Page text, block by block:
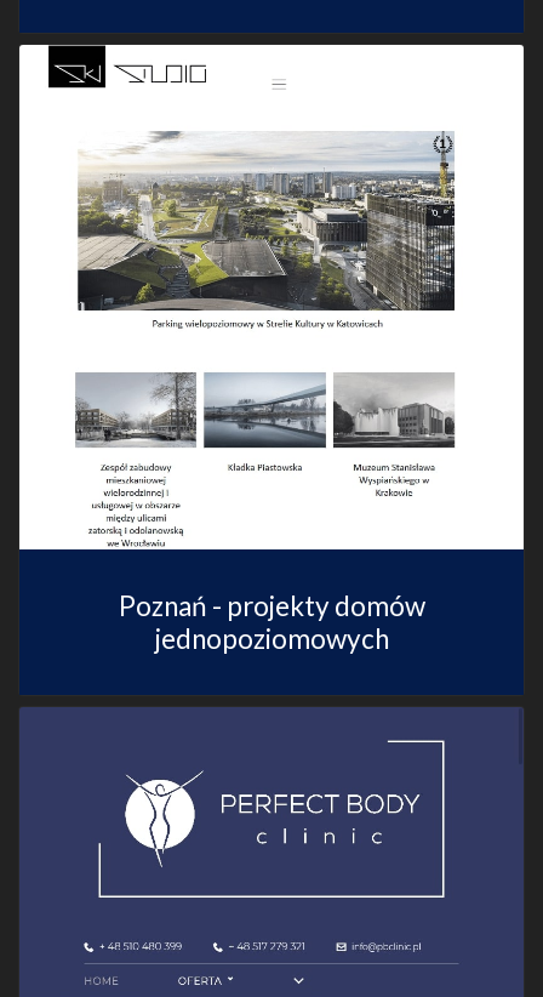
Poznań - projekty domów
jednopoziomowych